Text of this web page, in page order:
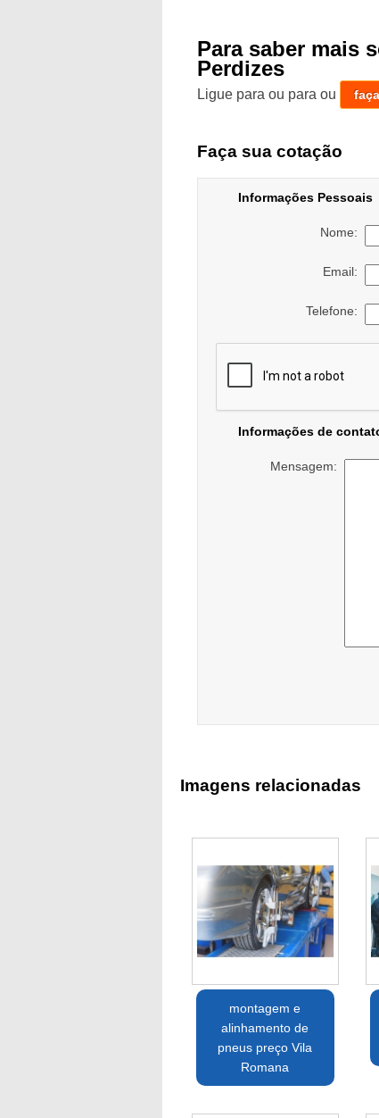
Para saber mais
Perdizes
Ligue paraou paraou
Faça sua cotação
Informações Pessoais
Nome:
Email:
Telefone:
Informações de
Mensagem:
Imagens relacionadas
montagem e
alinhamento de
pneus preço Vila
Romana